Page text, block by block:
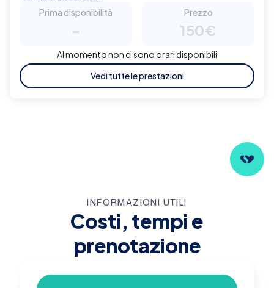
Prima disponibilità
-
Prezzo
150€
Al momento non ci sono orari disponibili
Vedi tutte le prestazioni
INFORMAZIONI UTILI
Costi, tempi e
prenotazione